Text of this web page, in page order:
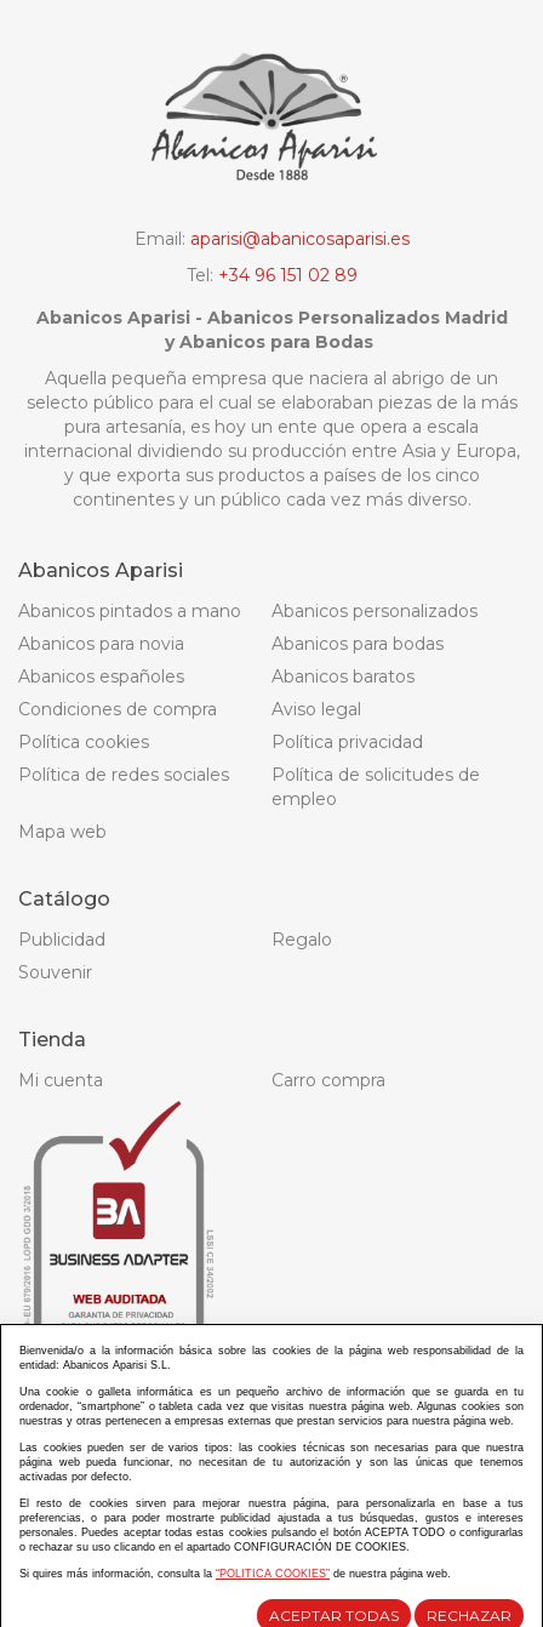
Email: aparisi@abanicosaparisi.es
Tel: +34 96 151 02 89
Abanicos Aparisi - Abanicos Personalizados Madrid
y Abanicos para Bodas
Aquella pequeña empresa que naciera al abrigo de un
selecto público para el cual se elaboraban piezas de la más
pura artesanía, es hoy un ente que opera a escala
internacional dividiendo su producción entre Asia y Europa,
y que exporta sus productos a países de los cinco
continentes y un público cada vez más diverso.
Abanicos Aparisi
Abanicos pintados a mano
Abanicos personalizados
Abanicos para novia
Abanicos para bodas
Abanicos españoles
Abanicos baratos
Condiciones de compra
Aviso legal
Política cookies
Política privacidad
Política de redes sociales
Política de solicitudes de
empleo
Mapa web
Catálogo
Publicidad
Regalo
Souvenir
Tienda
Mi cuenta Carro compra
ABANICOS APARISI S.L. ha recibido por parte de La Generalitat Valenciana, la cantidad de
100.000 € en apoyo al proyecto HISOLV/2021/3933/46 del PLAN EMPRESARIAL “PLAN RESISITIR
ABANICOS APARISI S.L. ha recibido por parte de La Generalitat Valenciana, la cantidad de 7.000
€ en apoyo al proyecto CMARTE/2021/265/46 del PLAN AYUDAS DIRECTAS ARTESANIA “CMARTE”.
Diseño y desarrollo web Im3diA comunicación
Bienvenida/o a la información básica sobre las cookies de la página web responsabilidad de la
entidad: Abanicos Aparisi S.L.
Una cookie o galleta informática es un pequeño archivo de información que se guarda en tu
ordenador, “smartphone” o tableta cada vez que visitas nuestra página web. Algunas cookies son
nuestras y otras pertenecen a empresas externas que prestan servicios para nuestra página web.
Las cookies pueden ser de varios tipos: las cookies técnicas son necesarias para que nuestra
página web pueda funcionar, no necesitan de tu autorización y son las únicas que tenemos
activadas por defecto.
El resto de cookies sirven para mejorar nuestra página, para personalizarla en base a tus
preferencias, o para poder mostrarte publicidad ajustada a tus búsquedas, gustos e intereses
personales. Puedes aceptar todas estas cookies pulsando el botón ACEPTA TODO o configurarlas
o rechazar su uso clicando en el apartado CONFIGURACIÓN DE COOKIES.
Si quires más información, consulta la “POLITICA COOKIES” de nuestra página web.
ACEPTAR TODAS RECHAZAR